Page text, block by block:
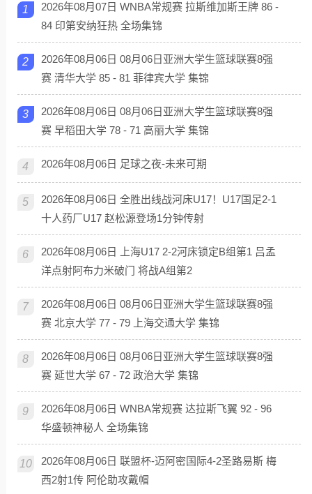
1
2026年08月07日 WNBA常规赛 拉斯维加斯王牌 86 -
84 印第安纳狂热 全场集锦
2
2026年08月06日 08月06日亚洲大学生篮球联赛8强
赛 清华大学 85 - 81 菲律宾大学 集锦
3
2026年08月06日 08月06日亚洲大学生篮球联赛8强
赛 早稻田大学 78 - 71 高丽大学 集锦
4 2026年08月06日 足球之夜-未来可期
5
2026年08月06日 全胜出线战河床U17！U17国足2-1
十人药厂U17 赵松源登场1分钟传射
6
2026年08月06日 上海U17 2-2河床锁定B组第1 吕孟
洋点射阿布力米破门 将战A组第2
7
2026年08月06日 08月06日亚洲大学生篮球联赛8强
赛 北京大学 77 - 79 上海交通大学 集锦
8
2026年08月06日 08月06日亚洲大学生篮球联赛8强
赛 延世大学 67 - 72 政治大学 集锦
9
2026年08月06日 WNBA常规赛 达拉斯飞翼 92 - 96
华盛顿神秘人 全场集锦
10
2026年08月06日 联盟杯-迈阿密国际4-2圣路易斯 梅
西2射1传 阿伦助攻戴帽